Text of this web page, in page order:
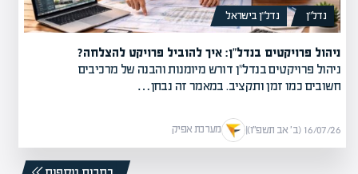
נדל”ן נדל”ן בישראל
ניהול פרויקטים בנדל"ן: איך להוביל פרויקט להצלחה?
ניהול פרויקטים בנדל"ן דורש מיומנות והבנה של מרכיבים
חשובים כמו זמן ותקציב. במאמר זה נבחן…
16/07/26 (ב׳ אב תשפ״ו) | מערכת אפיק